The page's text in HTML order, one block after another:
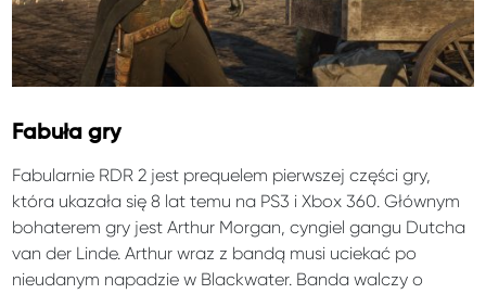
Fabuła gry
Fabularnie RDR 2 jest prequelem pierwszej części gry,
która ukazała się 8 lat temu na PS3 i Xbox 360. Głównym
bohaterem gry jest Arthur Morgan, cyngiel gangu Dutcha
van der Linde. Arthur wraz z bandą musi uciekać po
nieudanym napadzie w Blackwater. Banda walczy o